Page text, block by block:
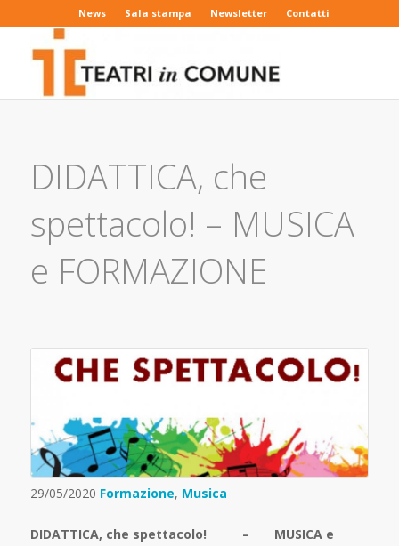
News Sala stampa Newsletter Contatti
DIDATTICA, che
spettacolo! – MUSICA
e FORMAZIONE
29/05/2020 Formazione, Musica
DIDATTICA, che spettacolo! – MUSICA e